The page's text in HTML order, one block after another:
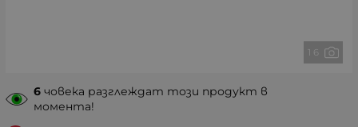
1 6
6 човека разглеждат този продукт в
момента!